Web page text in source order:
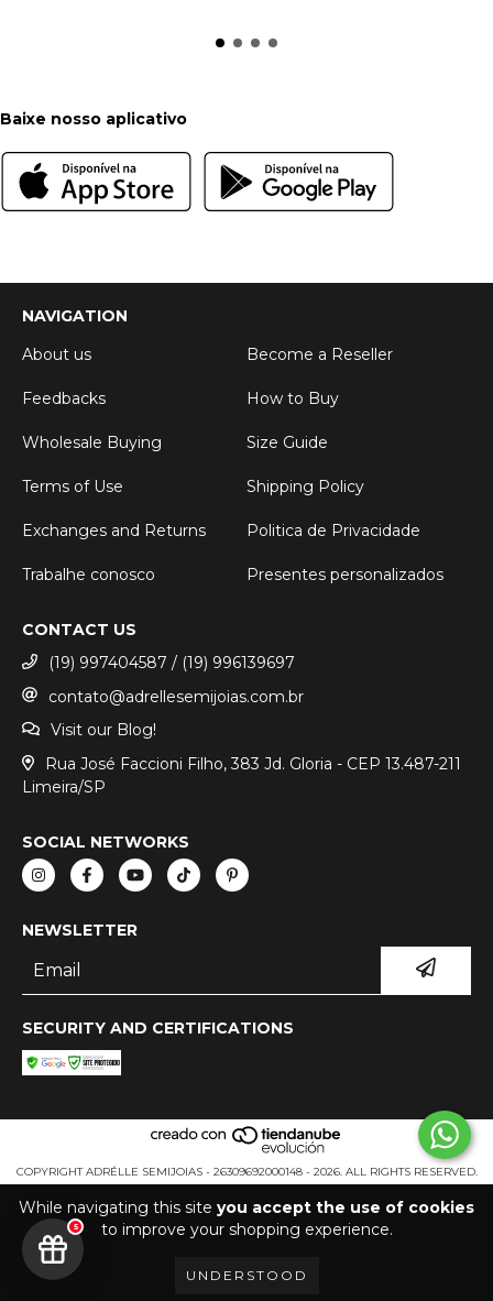
While navigating this site you accept the use of cookies
to improve your shopping experience.
UNDERSTOOD
Baixe nosso aplicativo
NAVIGATION
About us
Become a Reseller
Feedbacks How to Buy
Wholesale Buying Size Guide
Terms of Use Shipping Policy
Exchanges and Returns Politica de Privacidade
Trabalhe conosco Presentes personalizados
CONTACT US
(19) 997404587 / (19) 996139697
contato@adrellesemijoias.com.br
Visit our Blog!
Rua José Faccioni Filho, 383 Jd. Gloria - CEP 13.487-211
Limeira/SP
SOCIAL NETWORKS
NEWSLETTER
SECURITY AND CERTIFICATIONS
COPYRIGHT ADRÉLLE SEMIJOIAS - 26309692000148 - 2026. ALL RIGHTS RESERVED.
5